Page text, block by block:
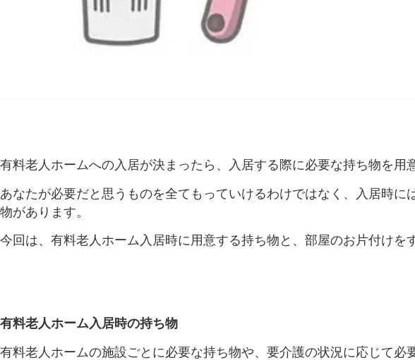
有料老人ホームへの入居が決まったら、入居する際に必要な持ち物を用
あなたが必要だと思うものを全てもっていけるわけではなく、入居時
物があります。
今回は、有料老人ホーム入居時に用意する持ち物と、部屋のお片付けを
有料老人ホーム入居時の持ち物
有料老人ホームの施設ごとに必要な持ち物や、要介護の状況に応じて必